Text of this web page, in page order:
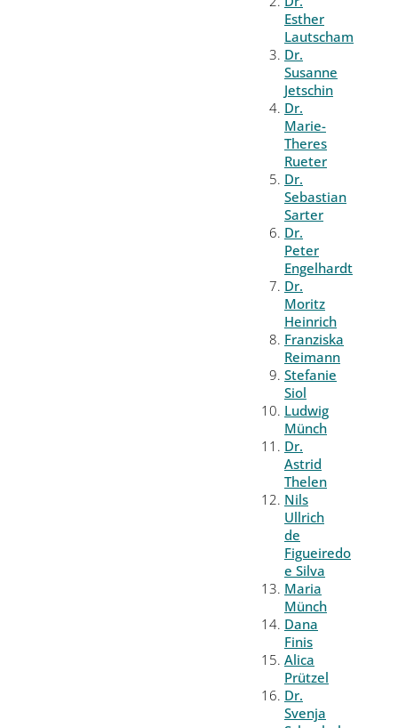
Esther
Lautscham
Dr.
Susanne
Jetschin
Dr.
Marie-
Theres
Rueter
Dr.
Sebastian
Sarter
Dr.
Peter
Engelhardt
Dr.
Moritz
Heinrich
Franziska
Reimann
Stefanie
Siol
Ludwig
Münch
Dr.
Astrid
Thelen
Nils
Ullrich
de
Figueiredo
e Silva
Maria
Münch
Dana
Finis
Alica
Prützel
Dr.
Svenja